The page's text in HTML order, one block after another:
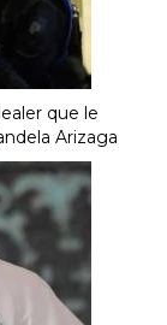
que le
Arizaga